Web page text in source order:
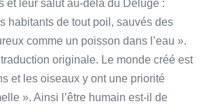
et leur salut au-delà du Déluge :
habitants de tout poil, sauvés des
comme un poisson dans l’eau ».
originale. Le monde créé est
et les oiseaux y ont une priorité
». Ainsi l’être humain est-il de